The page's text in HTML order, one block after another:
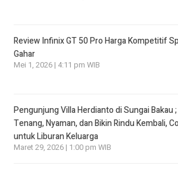
Review Infinix GT 50 Pro Harga Kompetitif
Gahar
Mei 1, 2026 | 4:11 pm WIB
Pengunjung Villa Herdianto di Sungai Bakau ;
Tenang, Nyaman, dan Bikin Rindu Kembali,
untuk Liburan Keluarga
Maret 29, 2026 | 1:00 pm WIB